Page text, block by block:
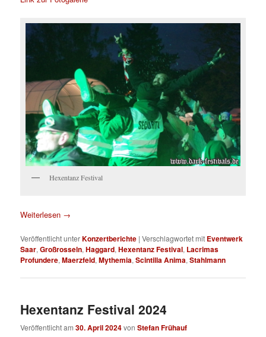
Hexentanz Festival
Weiterlesen →
Veröffentlicht unterKonzertberichte |Verschlagwortet mit Eventwerk
Saar,Großrosseln,Haggard,Hexentanz Festival, Lacrimas
Profundere,Maerzfeld,Mythemia,Scintilla Anima,Stahlmann
Hexentanz Festival 2024
Veröffentlicht am30. April 2024vonStefan Frühauf